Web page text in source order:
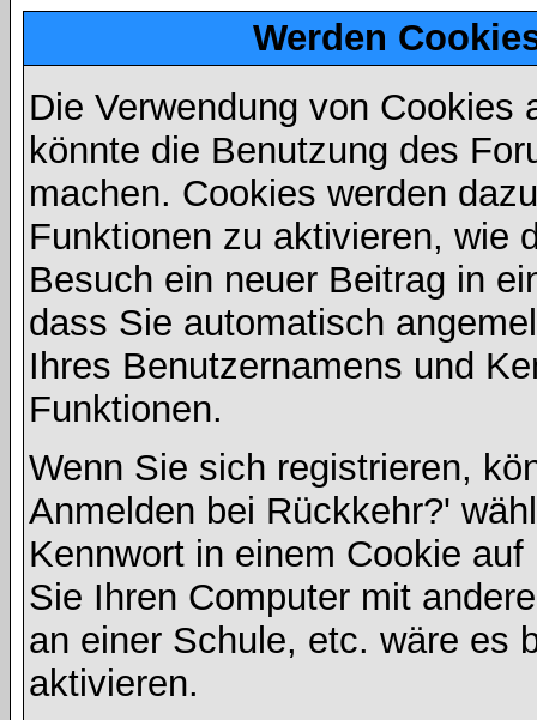
Werden
Die Verwendung von
könnte die Benutzung des
machen. Cookies werden
Funktionen zu aktivieren, wie
Besuch ein neuer Beitrag in
dass Sie automatisch
Ihres Benutzernamens und
Funktionen.
Wenn Sie sich registrieren,
Anmelden bei Rückkehr?'
Kennwort in einem Cookie
Sie Ihren Computer mit
an einer Schule, etc. wäre es
aktivieren.